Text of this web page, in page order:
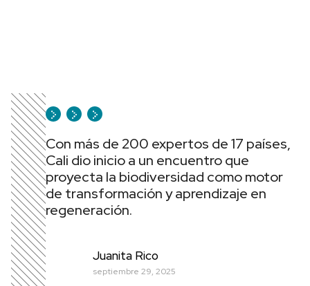
Con más de 200 expertos de 17 países,
Cali dio inicio a un encuentro que
proyecta la biodiversidad como motor
de transformación y aprendizaje en
regeneración.
Juanita Rico
septiembre 29, 2025